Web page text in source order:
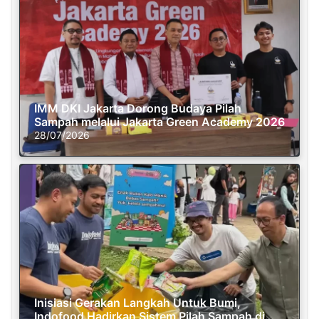
IMM DKI Jakarta Dorong Budaya Pilah
Sampah melalui Jakarta Green Academy 2026
28/07/2026
Inisiasi Gerakan Langkah Untuk Bumi,